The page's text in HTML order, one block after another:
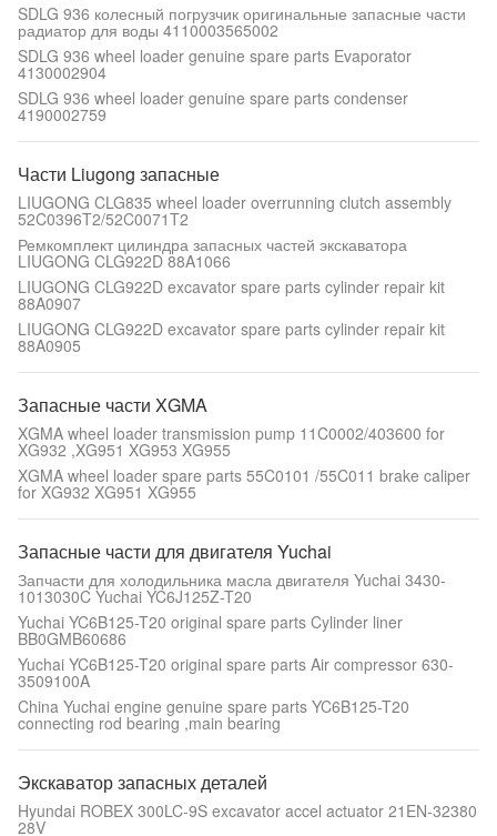
SDLG 936 колесный погрузчик оригинальные запасные части
радиатор для воды 4110003565002
SDLG 936 wheel loader genuine spare parts Evaporator
4130002904
SDLG 936 wheel loader genuine spare parts condenser
4190002759
Части Liugong запасные
LIUGONG CLG835 wheel loader overrunning clutch assembly
52C0396T2/52C0071T2
Ремкомплект цилиндра запасных частей экскаватора
LIUGONG CLG922D 88A1066
LIUGONG CLG922D excavator spare parts cylinder repair kit
88A0907
LIUGONG CLG922D excavator spare parts cylinder repair kit
88A0905
Запасные части XGMA
XGMA wheel loader transmission pump 11C0002/403600 for
XG932 ,XG951 XG953 XG955
XGMA wheel loader spare parts 55C0101 /55C011 brake caliper
for XG932 XG951 XG955
Запасные части для двигателя Yuchai
Запчасти для холодильника масла двигателя Yuchai 3430-
1013030C Yuchai YC6J125Z-T20
Yuchai YC6B125-T20 original spare parts Cylinder liner
BB0GMB60686
Yuchai YC6B125-T20 original spare parts Air compressor 630-
3509100A
China Yuchai engine genuine spare parts YC6B125-T20
connecting rod bearing ,main bearing
Экскаватор запасных деталей
Hyundai ROBEX 300LC-9S excavator accel actuator 21EN-32380
28V